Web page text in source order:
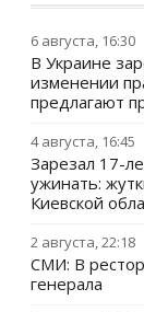
6 августа, 16:30
В Украине
изменении
предлагают
4 августа, 16:45
Зарезал 17-
ужинать:
Киевской
2 августа, 22:18
СМИ: В
генерала